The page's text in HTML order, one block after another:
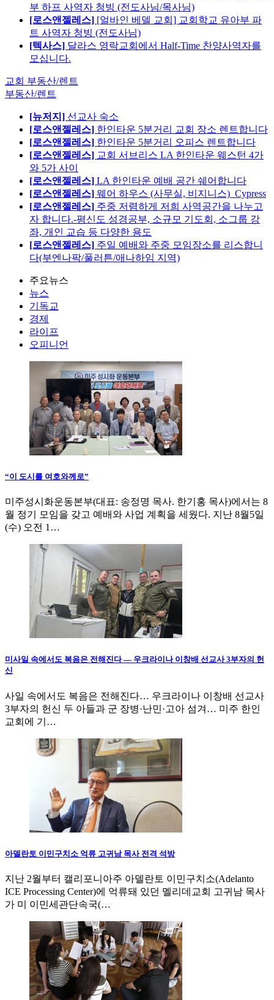
부 하프 사역자 청빙 (전도사님/목사님)
[로스앤젤레스] [얼바인 베델 교회] 교회학교 유아부 파
트 사역자 청빙 (전도사님)
[텍사스] 달라스 영락교회에서 Half-Time 찬양사역자를
모십니다.
교회 부동산/렌트
부동산/렌트
[뉴저지] 선교사 숙소
[로스앤젤레스] 한인타운 5분거리 교회 장소 렌트합니다
[로스앤젤레스] 한인타운 5분거리 오피스 렌트합니다
[로스앤젤레스] 교회 서브리스 LA 한인타운 웨스턴 4가
와 5가 사이
[로스앤젤레스] LA 한인타운 예배 공간 쉐어합니다
[로스앤젤레스] 웨어 하우스 (사무실, 비지니스)_Cypress
[로스앤젤레스] 주중 저렴하게 저희 사역공간을 나누고
자 합니다.-평신도 성경공부, 소규모 기도회, 소그룹 강
좌, 개인 교습 등 다양한 용도
[로스앤젤레스] 주일 예배와 주중 모임장소를 리스합니
다(부엔나팍/풀러튼/애나하임 지역)
주요뉴스
뉴스
기독교
경제
라이프
오피니언
“이 도시를 여호와께로”
미주성시화운동본부(대표: 송정명 목사. 한기홍 목사)에서는 8
월 정기 모임을 갖고 예배와 사업 계획을 세웠다. 지난 8월5일
(수) 오전 1…
미사일 속에서도 복음은 전해진다 — 우크라이나 이창배 선교사 3부자의 헌
신
사일 속에서도 복음은 전해진다… 우크라이나 이창배 선교사
3부자의 헌신 두 아들과 군 장병·난민·고아 섬겨… 미주 한인
교회에 기…
아델란토 이민구치소 억류 고귀남 목사 전격 석방
지난 2월부터 캘리포니아주 아델란토 이민구치소(Adelanto
ICE Processing Center)에 억류돼 있던 멜리데교회 고귀남 목사
가 미 이민세관단속국(…